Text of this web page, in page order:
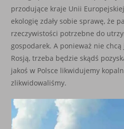
przodujące kraje Unii
ekologię zdały sobie sprawę, że
rzeczywistości potrzebne do
gospodarek. A ponieważ nie
Rosją, trzeba będzie skądś
jakoś w Polsce likwidujemy
zlikwidowaliśmy.